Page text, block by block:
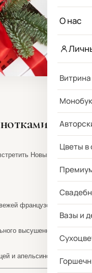
О нас
Цветы в
Вазы и
Новый год в
французской
высушенного
и апельсином